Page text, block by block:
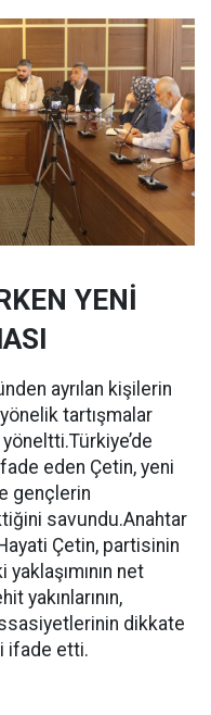
YENİ
ayrılan kişilerin
tartışmalar
eden Çetin, yeni
gençlerin
savundu.Anahtar
Çetin, partisinin
net
yakınlarının,
dikkate
ifade etti.